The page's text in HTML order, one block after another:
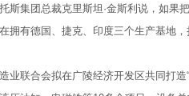
斯集团总裁克里斯坦·金斯利说，如果
拥有德国、捷克、印度三个生产基地
业联合会拟在广陵经济开发区共同打